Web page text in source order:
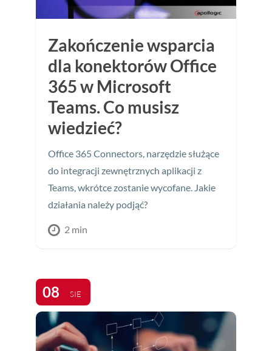
Zakończenie wsparcia
dla konektorów Office
365 w Microsoft
Teams. Co musisz
wiedzieć?
Office 365 Connectors, narzędzie służące
do integracji zewnętrznych aplikacji z
Teams, wkrótce zostanie wycofane. Jakie
działania należy podjąć?
2 min
08 SIE